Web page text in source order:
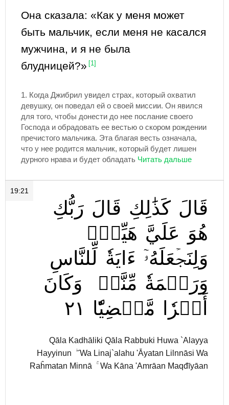
Она сказала: «Как у меня может
быть мальчик, если меня не касался
мужчина, и я не была
блудницей?»
[1]
1. Когда Джибрил увидел страх, который охватил
девушку, он поведал ей о своей миссии. Он явился
для того, чтобы донести до нее послание своего
Господа и обрадовать ее вестью о скором рождении
пречистого мальчика. Эта благая весть означала,
что у нее родится мальчик, который будет лишен
дурного нрава и будет обладать
19:21
قَالَ كَذَٰلِكِ قَالَ رَبُّكِ
هُوَ عَلَيَّ هَيِّنٞۖ
وَلِنَجۡعَلَهُۥٓ ءَايَةٗ لِّلنَّاسِ
وَرَحۡمَةٗ مِّنَّاۚ
وَكَانَ
أَمۡرٗا
مَّقۡضِيّٗا ٢١
Qāla Kadhāliki Qāla Rabbuki Huwa `Alayya
Hayyinun ۖ Wa Linaj`alahu 'Āyatan Lilnnāsi Wa
Raĥmatan Minnā ۚ Wa Kāna 'Amrāan Maqđīyāan